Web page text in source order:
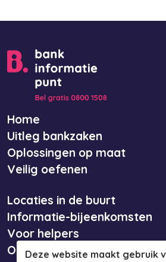
Home
Uitleg bankzaken
Oplossingen op maat
Veilig oefenen
Locaties in de buurt
Informatie-bijeenkomsten
Voor helpers
Over ons
Deze website maakt gebruik